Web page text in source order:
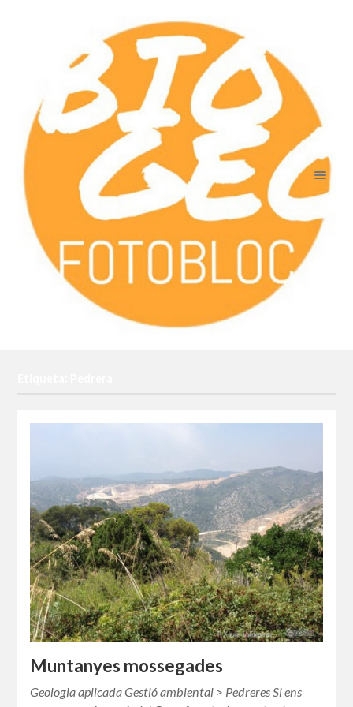
Muntanyes mossegades
Geologia aplicada Gestió ambiental > Pedreres Si ens